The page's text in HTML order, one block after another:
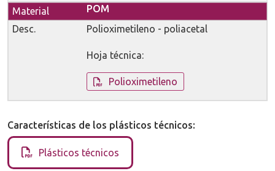
POM
Polioximetileno - poliacetal
Hoja técnica:
Polioximetileno
Características de los plásticos técnicos:
Plásticos técnicos